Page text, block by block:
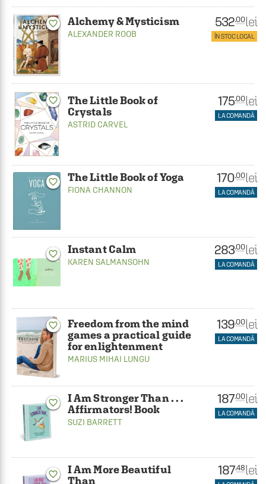
favorite_border Alchemy & Mysticism
ALEXANDER ROOB
532.00 lei
ÎN STOC LOCAL
favorite_border
The Little Book of
Crystals
ASTRID CARVEL
175.00 lei
LA COMANDĂ
favorite_border The Little Book of Yoga
FIONA CHANNON
170.00 lei
LA COMANDĂ
favorite_border Instant Calm
KAREN SALMANSOHN
283.00 lei
LA COMANDĂ
favorite_border
Freedom from the mind
games a practical guide
for enlightenment
MARIUS MIHAI LUNGU
139.00 lei
LA COMANDĂ
favorite_border
I Am Stronger Than . . .
Affirmators! Book
SUZI BARRETT
187.00 lei
LA COMANDĂ
favorite_border
I Am More Beautiful
Than
187.48 lei